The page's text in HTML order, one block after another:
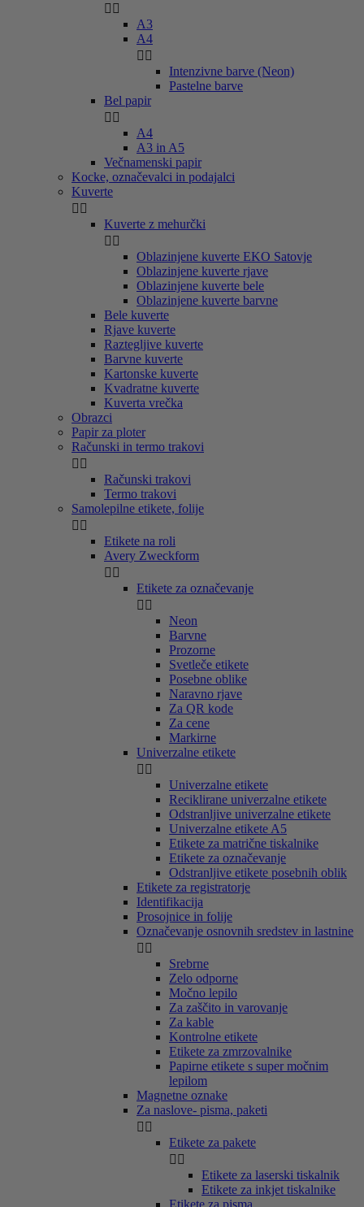
 
A3
A4
 
Intenzivne barve (Neon)
Pastelne barve
Bel papir
 
A4
A3 in A5
Večnamenski papir
Kocke, označevalci in podajalci
Kuverte
 
Kuverte z mehurčki
 
Oblazinjene kuverte EKO Satovje
Oblazinjene kuverte rjave
Oblazinjene kuverte bele
Oblazinjene kuverte barvne
Bele kuverte
Rjave kuverte
Raztegljive kuverte
Barvne kuverte
Kartonske kuverte
Kvadratne kuverte
Kuverta vrečka
Obrazci
Papir za ploter
Računski in termo trakovi
 
Računski trakovi
Termo trakovi
Samolepilne etikete, folije
 
Etikete na roli
Avery Zweckform
 
Etikete za označevanje
 
Neon
Barvne
Prozorne
Svetleče etikete
Posebne oblike
Naravno rjave
Za QR kode
Za cene
Markirne
Univerzalne etikete
 
Univerzalne etikete
Reciklirane univerzalne etikete
Odstranljive univerzalne etikete
Univerzalne etikete A5
Etikete za matrične tiskalnike
Etikete za označevanje
Odstranljive etikete posebnih oblik
Etikete za registratorje
Identifikacija
Prosojnice in folije
Označevanje osnovnih sredstev in lastnine
 
Srebrne
Zelo odporne
Močno lepilo
Za zaščito in varovanje
Za kable
Kontrolne etikete
Etikete za zmrzovalnike
Papirne etikete s super močnim
lepilom
Magnetne oznake
Za naslove- pisma, paketi
 
Etikete za pakete
 
Etikete za laserski tiskalnik
Etikete za inkjet tiskalnike
Etikete za pisma